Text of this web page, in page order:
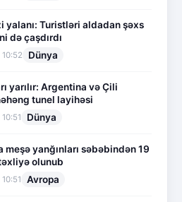
yalanı: Turistləri aldadan şəxs
də çaşdırdı
Dünya
yarılır: Argentina və Çili
tunel layihəsi
Dünya
meşə yanğınları səbəbindən 19
olunub
Avropa